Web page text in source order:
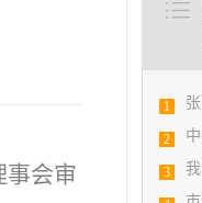
1
2
3
事会审